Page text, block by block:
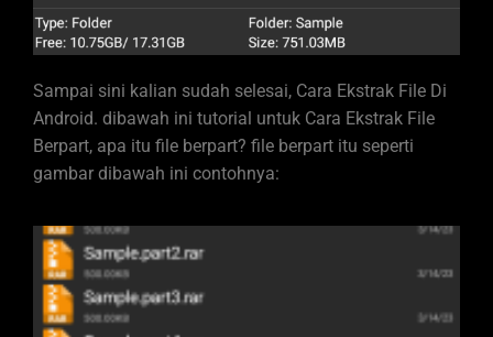
Sampai sini kalian sudah selesai, Cara Ekstrak File Di
Android. dibawah ini tutorial untuk Cara Ekstrak File
Berpart, apa itu file berpart? file berpart itu seperti
gambar dibawah ini contohnya: